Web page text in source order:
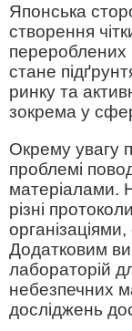
Японська
створення
перероблених
стане
ринку та
зокрема у
Окрему увагу
проблемі
матеріалами.
різні
організаціями,
Додатковим
лабораторій
небезпечних
досліджень